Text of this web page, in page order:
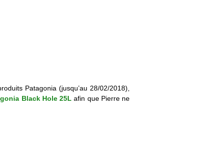
Patagonia (jusqu’au 28/02/2018),
Black Hole 25L afin que Pierre ne